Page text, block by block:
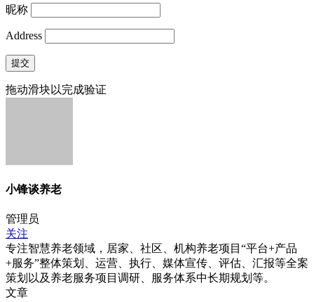
昵称
Address
提交
拖动滑块以完成验证
小锋谈养老
管理员
关注
专注智慧养老领域，居家、社区、机构养老项目“平台+产品
+服务”整体策划、运营、执行、媒体宣传、评估、汇报等全案
策划以及养老服务项目调研、服务体系中长期规划等。
文章